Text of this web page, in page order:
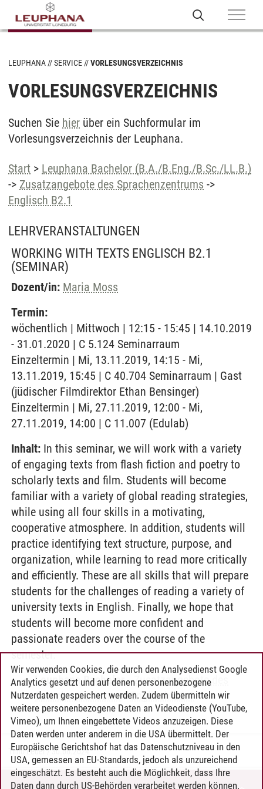
LEUPHANA SERVICE VORLESUNGSVERZEICHNIS
VORLESUNGSVERZEICHNIS
Suchen Sie hier über ein Suchformular im
Vorlesungsverzeichnis der Leuphana.
Start > Leuphana Bachelor (B.A./B.Eng./B.Sc./LL.B.)
-> Zusatzangebote des Sprachenzentrums ->
Englisch B2.1
LEHRVERANSTALTUNGEN
WORKING WITH TEXTS ENGLISCH B2.1
(SEMINAR)
Dozent/in: Maria Moss
Termin:
wöchentlich | Mittwoch | 12:15 - 15:45 | 14.10.2019
- 31.01.2020 | C 5.124 Seminarraum
Einzeltermin | Mi, 13.11.2019, 14:15 - Mi,
13.11.2019, 15:45 | C 40.704 Seminarraum | Gast
(jüdischer Filmdirektor Ethan Bensinger)
Einzeltermin | Mi, 27.11.2019, 12:00 - Mi,
27.11.2019, 14:00 | C 11.007 (Edulab)
Inhalt: In this seminar, we will work with a variety
of engaging texts from flash fiction and poetry to
scholarly texts and film. Students will become
familiar with a variety of global reading strategies,
while using all four skills in a motivating,
cooperative atmosphere. In addition, students will
practice identifying text structure, purpose, and
organization, while learning to read more critically
and efficiently. These are all skills that will prepare
students for the challenges of reading a variety of
university texts in English. Finally, we hope that
students will become more confident and
passionate readers over the course of the
semester.
Leuphana Bachelor-Zusatzangebote des
Sprachenzentrums-Englisch B2.1
Timo Leder/30.06.2024
Wir verwenden Cookies, die durch den Analysedienst Google
Analytics gesetzt und auf denen personenbezogene
Nutzerdaten gespeichert werden. Zudem übermitteln wir
weitere personenbezogene Daten an Videodienste (YouTube,
Vimeo), um Ihnen eingebettete Videos anzuzeigen. Diese
Daten werden unter anderem in die USA übermittelt. Der
Europäische Gerichtshof hat das Datenschutzniveau in den
USA, gemessen an EU-Standards, jedoch als unzureichend
eingeschätzt. Es besteht auch die Möglichkeit, dass Ihre
Daten dann durch US-Behörden verarbeitet werden können.